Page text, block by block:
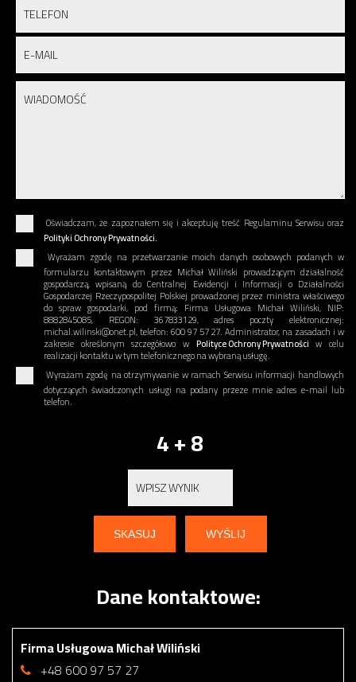
Oświadczam, że zapoznałem się i akceptuję treść Regulaminu Serwisu oraz
Polityki Ochrony Prywatności.
Wyrażam zgodę na przetwarzanie moich danych osobowych podanych w
formularzu kontaktowym przez Michał Wiliński prowadzącym działalność
gospodarczą, wpisaną do Centralnej Ewidencji i Informacji o Działalności
Gospodarczej Rzeczypospolitej Polskiej prowadzonej przez ministra właściwego
do spraw gospodarki, pod firmą: Firma Usługowa Michał Wiliński, NIP:
8882845085, REGON: 367833129, adres poczty elektronicznej:
michal.wilinski@onet.pl, telefon: 600 97 57 27. Administrator, na zasadach i w
zakresie określonym szczegółowo w Polityce Ochrony Prywatności w celu
realizacji kontaktu w tym telefonicznego na wybraną usługę.
Wyrażam zgodę na otrzymywanie w ramach Serwisu informacji handlowych
dotyczących świadczonych usługi na podany przeze mnie adres e-mail lub
telefon.
4 + 8
Dane kontaktowe:
Firma Usługowa Michał Wiliński
+48 600 97 57 27